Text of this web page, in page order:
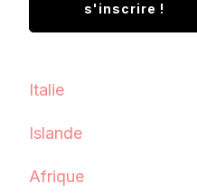
Italie
Islande
Afrique